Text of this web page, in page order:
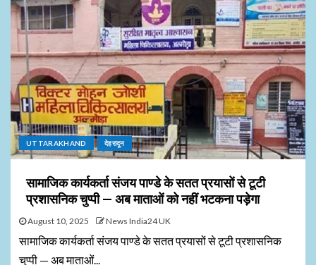
UTTARAKHAND देहरादून
सामाजिक कार्यकर्ता संजय पाण्डे के सतत प्रयासों से टूटी
प्रशासनिक चुप्पी — अब माताओं को नहीं भटकना पड़ेगा
August 10, 2025 News India24 UK
सामाजिक कार्यकर्ता संजय पाण्डे के सतत प्रयासों से टूटी प्रशासनिक
चुप्पी — अब माताओं...